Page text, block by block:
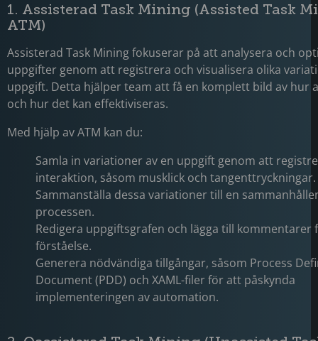
1. Assisterad Task Mining (Assisted Task
ATM)
Assisterad Task Mining fokuserar på att analysera och
uppgifter genom att registrera och visualisera olika
uppgift. Detta hjälper team att få en komplett bild av hur
och hur det kan effektiviseras.
Med hjälp av ATM kan du:
Samla in variationer av en uppgift genom att
interaktion, såsom musklick och tangenttryckningar.
Sammanställa dessa variationer till en
processen.
Redigera uppgiftsgrafen och lägga till kommentarer
förståelse.
Generera nödvändiga tillgångar, såsom Process
Document (PDD) och XAML-filer för att påskynda
implementeringen av automation.